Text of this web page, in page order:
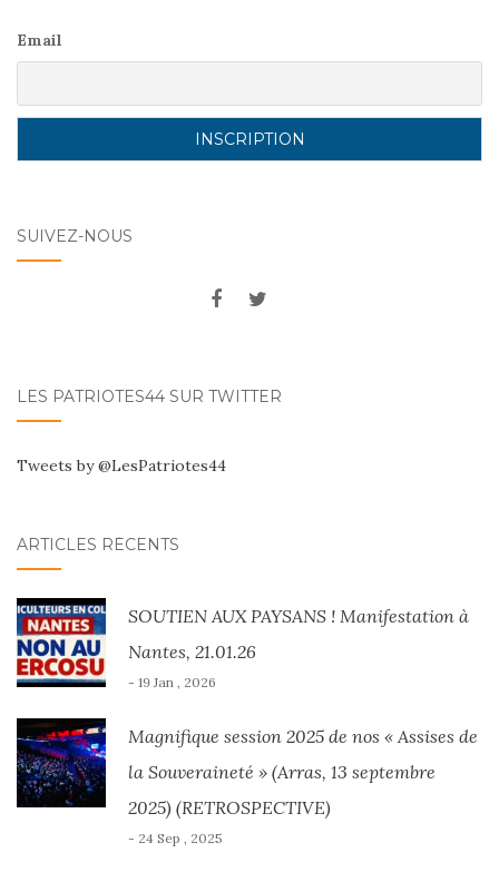
Email
SUIVEZ-NOUS
LES PATRIOTES44 SUR TWITTER
Tweets by @LesPatriotes44
ARTICLES RÉCENTS
SOUTIEN AUX PAYSANS ! Manifestation à
Nantes, 21.01.26
- 19 Jan , 2026
Magnifique session 2025 de nos « Assises de
la Souveraineté » (Arras, 13 septembre
2025) (RETROSPECTIVE)
- 24 Sep , 2025